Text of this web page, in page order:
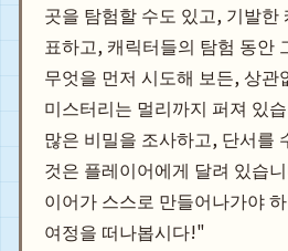
곳을 탐험할 수도 있고, 기발한
표하고, 캐릭터들의 탐험 동안
무엇을 먼저 시도해 보든, 상관
미스터리는 멀리까지 퍼져 있
많은 비밀을 조사하고, 단서를
것은 플레이어에게 달려 있습
이어가 스스로 만들어나가야
여정을 떠나봅시다!"